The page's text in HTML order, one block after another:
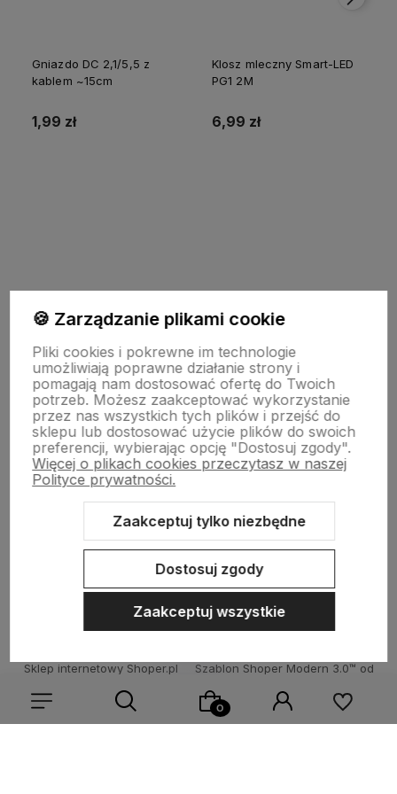
Gniazdo DC 2,1/5,5 z
kablem ~15cm
1,99 zł
Klosz mleczny Smart-LED
PG1 2M
6,99 zł
INFORMACJE
TECHNOLOGIA LED
DLA KUPUJĄCYCH
Sklep internetowy Shoper.pl Szablon Shoper Modern 3.0™ od
🍪 Zarządzanie plikami cookie
Pliki cookies i pokrewne im technologie
umożliwiają poprawne działanie strony i
pomagają nam dostosować ofertę do Twoich
potrzeb. Możesz zaakceptować wykorzystanie
przez nas wszystkich tych plików i przejść do
sklepu lub dostosować użycie plików do swoich
preferencji, wybierając opcję "Dostosuj zgody".
Więcej o plikach cookies przeczytasz w naszej
Polityce prywatności.
Zaakceptuj tylko niezbędne
Dostosuj zgody
Zaakceptuj wszystkie